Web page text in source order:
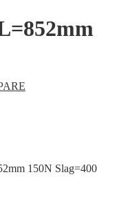
150N Slag=400